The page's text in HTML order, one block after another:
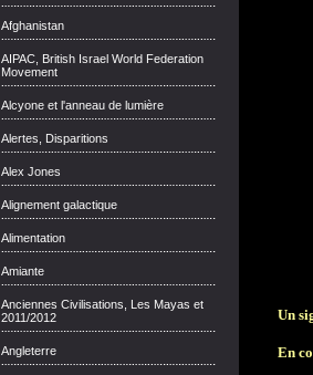
Afghanistan
AIPAC, British Israel World Federation
Movement
Alcyone et l'anneau de lumière
Alertes, Disparitions
Alex Jones
Alignement galactique
Alimentation
Amiante
Anciennes Civilisations, Les Mayas et
2011/2012
Angleterre
Un
En